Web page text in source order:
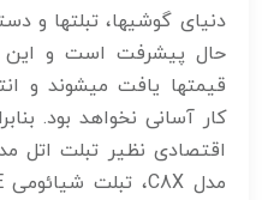
دنیای گوشیها، تبلتها و
حال پیشرفت است و این
قیمتها یافت میشوند و
کار آسانی نخواهد بود.